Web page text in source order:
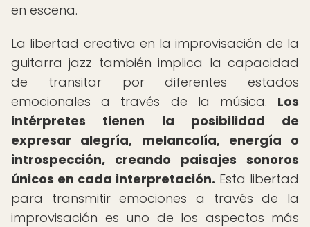
en escena.
La libertad creativa en la improvisación de la
guitarra jazz también implica la capacidad
de transitar por diferentes estados
emocionales a través de la música. Los
intérpretes tienen la posibilidad de
expresar alegría, melancolía, energía o
introspección, creando paisajes sonoros
únicos en cada interpretación. Esta libertad
para transmitir emociones a través de la
improvisación es uno de los aspectos más